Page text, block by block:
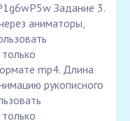
Задание 3.
аниматоры,
mp4. Длина
рукописного